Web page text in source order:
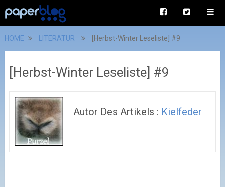
HOME LITERATUR [Herbst-Winter Leseliste] #9
[Herbst-Winter Leseliste] #9
Autor Des Artikels : Kielfeder